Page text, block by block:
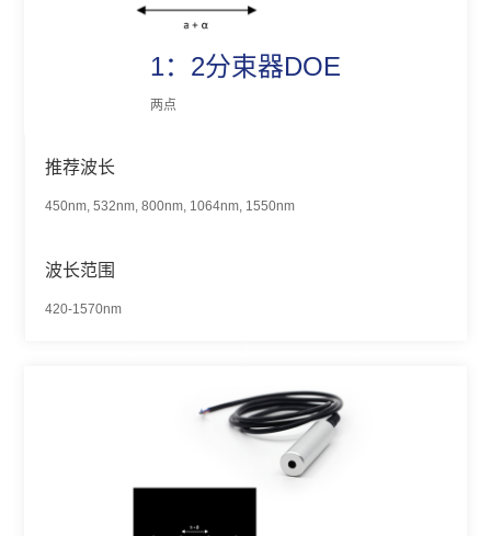
1：2分束器DOE
两点
推荐波长
450nm, 532nm, 800nm, 1064nm, 1550nm
波长范围
420-1570nm